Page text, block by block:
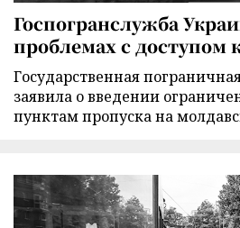
Госпогранслужба
проблемах с доступом
Государственная
заявила о введении
пунктам пропуска на